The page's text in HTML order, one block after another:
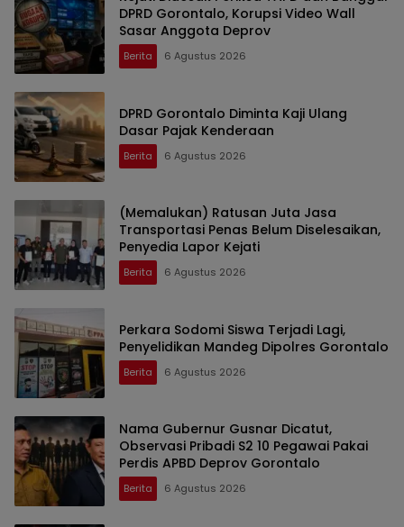
DPRD Gorontalo, Korupsi Video Wall
Sasar Anggota Deprov
Berita 6 Agustus 2026
DPRD Gorontalo Diminta Kaji Ulang
Dasar Pajak Kenderaan
Berita 6 Agustus 2026
(Memalukan) Ratusan Juta Jasa
Transportasi Penas Belum Diselesaikan,
Penyedia Lapor Kejati
Berita 6 Agustus 2026
Perkara Sodomi Siswa Terjadi Lagi,
Penyelidikan Mandeg Dipolres Gorontalo
Berita 6 Agustus 2026
Nama Gubernur Gusnar Dicatut,
Observasi Pribadi S2 10 Pegawai Pakai
Perdis APBD Deprov Gorontalo
Berita 6 Agustus 2026